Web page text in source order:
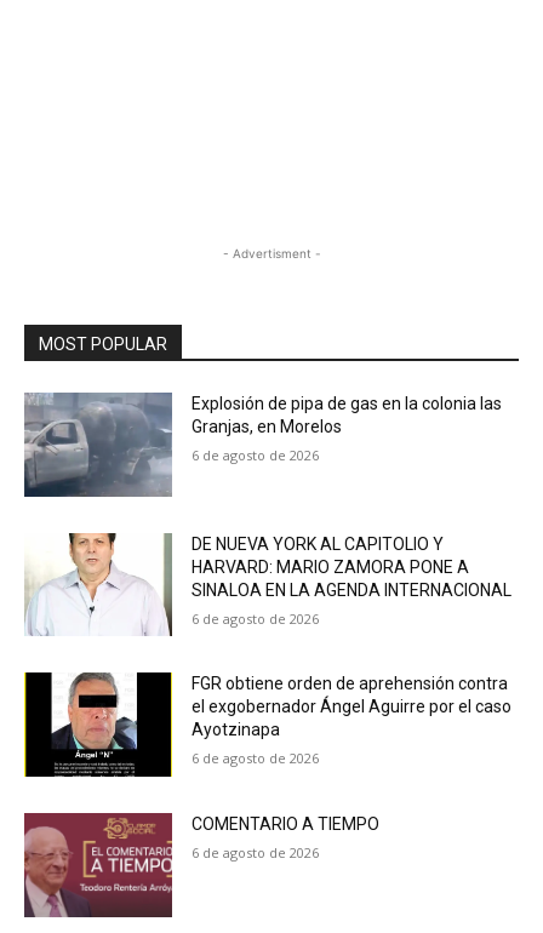
- Advertisment -
MOST POPULAR
Explosión de pipa de gas en la colonia las
Granjas, en Morelos
6 de agosto de 2026
DE NUEVA YORK AL CAPITOLIO Y
HARVARD: MARIO ZAMORA PONE A
SINALOA EN LA AGENDA INTERNACIONAL
6 de agosto de 2026
FGR obtiene orden de aprehensión contra
el exgobernador Ángel Aguirre por el caso
Ayotzinapa
6 de agosto de 2026
COMENTARIO A TIEMPO
6 de agosto de 2026